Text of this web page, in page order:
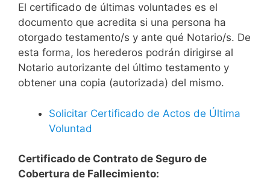
El certificado de últimas voluntades es el
documento que acredita si una persona ha
otorgado testamento/s y ante qué Notario/s. De
esta forma, los herederos podrán dirigirse al
Notario autorizante del último testamento y
obtener una copia (autorizada) del mismo.
Solicitar Certificado de Actos de Última
Voluntad
Certificado de Contrato de Seguro de
Cobertura de Fallecimiento: